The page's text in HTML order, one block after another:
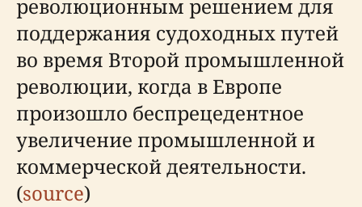
революционным решением для
поддержания судоходных путей
во время Второй промышленной
революции, когда в Европе
произошло беспрецедентное
увеличение промышленной и
коммерческой деятельности.
(source)